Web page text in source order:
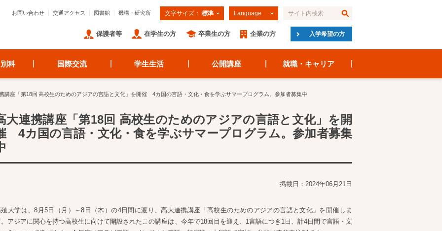
Language
文字サイズ： 標準
お問い合わせ 交通アクセス 図書館 機構・研究所
入学希望の方
保護者等 在学生の方 卒業生の方 企業の方
科 国際交流 学生生活 公開講座 就職・キャリア
講座「第18回 高校生のためのアジアの言語と文化」を開催 4カ国の言語・文化・食を学ぶサマープログラム。参加者募集中
大連携講座「第18回 高校生のためのアジアの言語と文化」を開
4カ国の言語・文化・食を学ぶサマープログラム。参加者募集
掲載日：2024年06月21日
大学は、8月5日（月）～8日（木）の4日間に渡り、高大連携講座「高校生のためのアジアの言語と文化」を開催しま
アジアに関心を持つ高校生に向けて開設されたこの講座は、今年で18回目を迎え、1言語につき1日、計4日間で言語・文